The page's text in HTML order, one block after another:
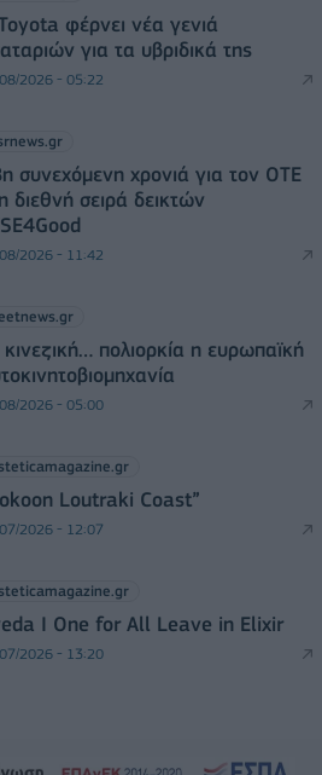
φέρνει νέα γενιά
για τα υβριδικά της
2026 - 05:22
συνεχόμενη χρονιά για τον ΟΤΕ
διεθνή σειρά δεικτών
2026 - 11:42
πολιορκία η ευρωπαϊκή
2026 - 05:00
Loutraki Coast”
2026 - 12:07
I One for All Leave in Elixir
2026 - 13:20